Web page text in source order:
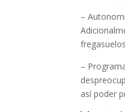
–
–
así poder